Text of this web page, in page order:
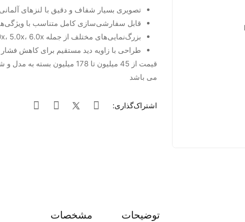
تصویری بسیار شفاف و دقیق با لنزهای آلمانی
قابل سفارشی‌سازی کامل متناسب با
بزرگ‌نمایی‌های مختلف از جمله 3.5x، 4.0x، 5.0x، 6.0x
طراحی با زاویه دید مستقیم برای کاهش
قیمت از 45 میلیون تا 178 میلیون
می باشد
اشتراک‌گذاری:
توضیحات مشخصات